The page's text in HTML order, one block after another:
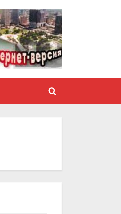
Toggle